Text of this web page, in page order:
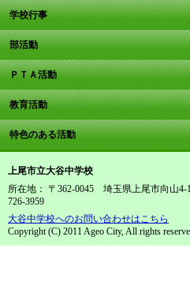
学校行事
部活動
ＰＴＡ活動
教育活動
特色のある活動
上尾市立大谷中学校
所在地： 〒362-0045 埼玉県上尾市向山
726-3959
大谷中学校へのお問い合わせはこちら
Copyright (C) 2011 Ageo City, All rights